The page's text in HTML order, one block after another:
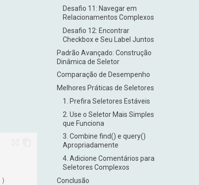
Desafio 11: Navegar em
Relacionamentos Complexos
Desafio 12: Encontrar
Checkbox e Seu Label Juntos
Padrão Avançado: Construção
Dinâmica de Seletor
Comparação de Desempenho
Melhores Práticas de Seletores
1. Prefira Seletores Estáveis
2. Use o Seletor Mais Simples
que Funciona
3. Combine find() e query()
Apropriadamente
4. Adicione Comentários para
Seletores Complexos
Conclusão
)